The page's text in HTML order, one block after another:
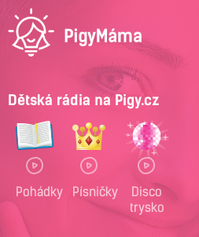
Dětská rádia na Pigy.cz
Pohádky Písničky
Disco
trysko